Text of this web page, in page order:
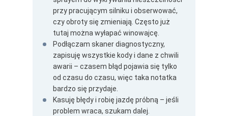
przy pracującym silniku i obserwować,
czy obroty się zmieniają. Często już
tutaj można wyłapać winowajcę.
Podłączam skaner diagnostyczny,
zapisuję wszystkie kody i dane z chwili
awarii – czasem błąd pojawia się tylko
od czasu do czasu, więc taka notatka
bardzo się przydaje.
Kasuję błędy i robię jazdę próbną – jeśli
problem wraca, szukam dalej.